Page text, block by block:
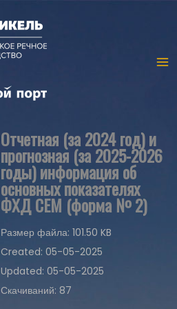
Отчетная (за 2024 год) и
прогнозная (за 2025-2026
годы) информация об
основных показателях
ФХД СЕМ (форма № 2)
Размер файла: 101.50 KB
Created: 05-05-2025
Updated: 05-05-2025
Скачиваний: 87